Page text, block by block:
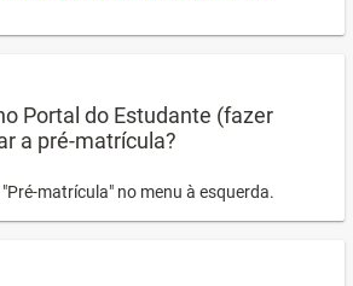
Portal do Estudante (fazer
a pré-matrícula?
matrícula" no menu à esquerda.